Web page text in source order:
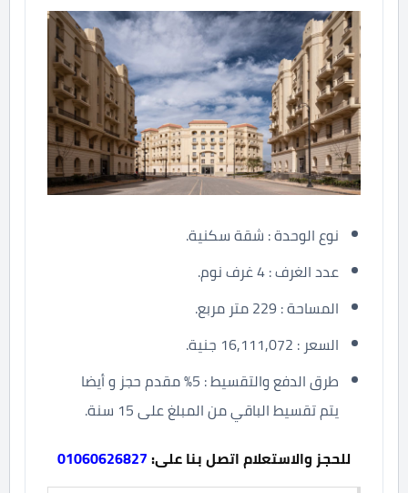
نوع الوحدة : شقة سكنية.
عدد الغرف : 4 غرف نوم.
المساحة : 229 متر مربع.
السعر : 16,111,072 جنية.
طرق الدفع والتقسيط : 5% مقدم حجز و أيضا
يتم تقسيط الباقي من المبلغ على 15 سنة.
للحجز والاستعلام اتصل بنا على:01060626827